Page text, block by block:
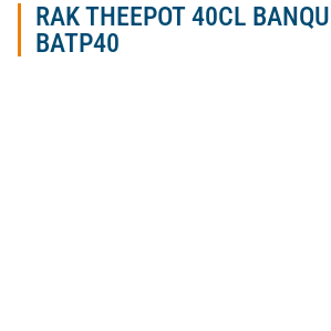
RAK THEEPOT 40CL
BATP40